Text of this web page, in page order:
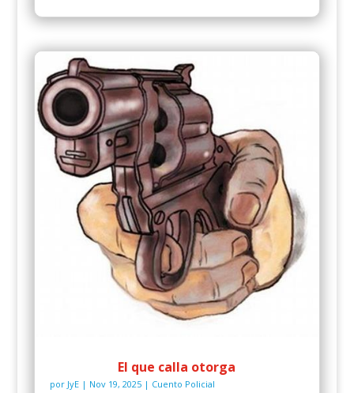
El que calla otorga
por JyE| Nov 19, 2025| Cuento Policial